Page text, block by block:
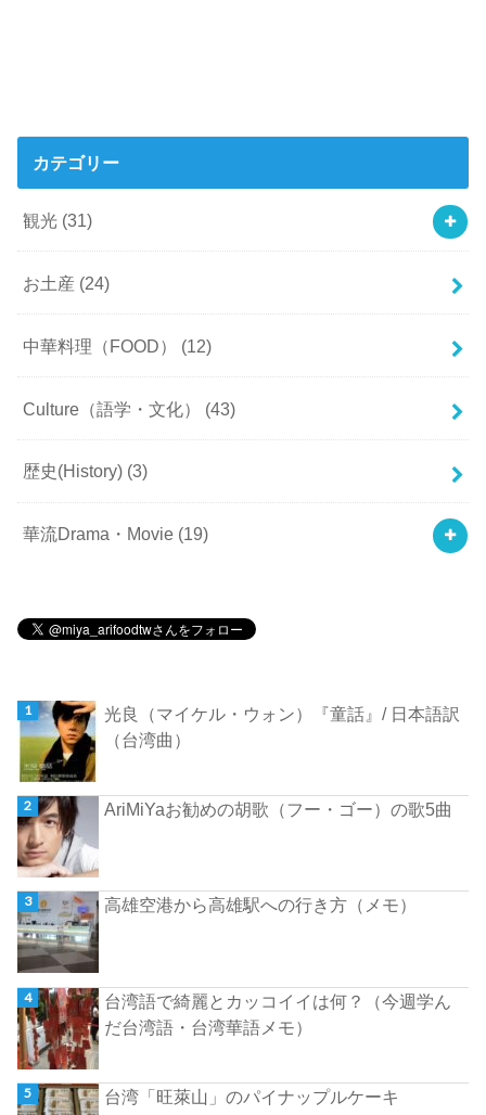
カテゴリー
観光 (31)
お土産 (24)
中華料理（FOOD） (12)
Culture（語学・文化） (43)
歴史(History) (3)
華流Drama・Movie (19)
光良（マイケル・ウォン）『童話』/ 日本語訳
（台湾曲）
AriMiYaお勧めの胡歌（フー・ゴー）の歌5曲
高雄空港から高雄駅への行き方（メモ）
台湾語で綺麗とカッコイイは何？（今週学ん
だ台湾語・台湾華語メモ）
台湾「旺萊山」のパイナップルケーキ